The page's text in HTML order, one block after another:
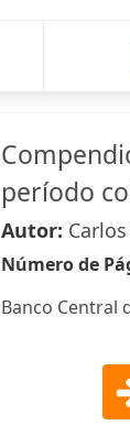
período
Autor:
Número de
Banco Central